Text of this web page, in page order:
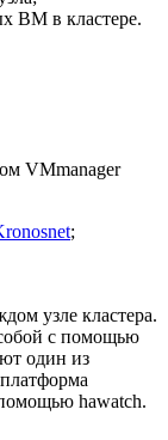
ВМ в кластере.
VMmanager
;
узле кластера.
с помощью
один из
hawatch.